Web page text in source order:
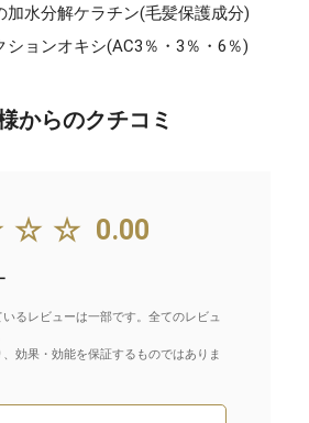
加水分解ケラチン(毛髪保護成分)
ョンオキシ(AC3％・3％・6％)
からのクチコミ
0.00
るレビューは一部です。全てのレビュ
効果・効能を保証するものではありま